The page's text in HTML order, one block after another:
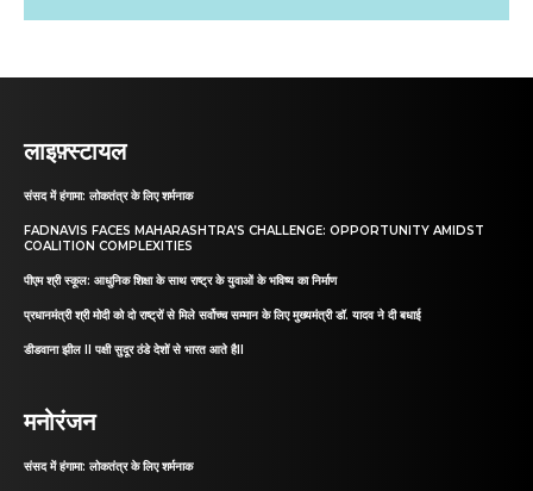
लाइफ़्स्टायल
संसद में हंगामा: लोकतंत्र के लिए शर्मनाक
FADNAVIS FACES MAHARASHTRA’S CHALLENGE: OPPORTUNITY AMIDST
COALITION COMPLEXITIES
पीएम श्री स्कूल: आधुनिक शिक्षा के साथ राष्ट्र के युवाओं के भविष्य का निर्माण
प्रधानमंत्री श्री मोदी को दो राष्ट्रों से मिले सर्वोच्च सम्मान के लिए मुख्यमंत्री डॉ. यादव ने दी बधाई
डीडवाना झील II पक्षी सुदूर ठंडे देशों से भारत आते हैII
मनोरंजन
संसद में हंगामा: लोकतंत्र के लिए शर्मनाक